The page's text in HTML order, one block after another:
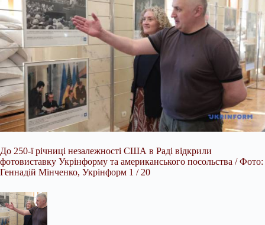
До 250-ї річниці незалежності США в Раді відкрили
фотовиставку Укрінформу та американського посольства / Фото:
Геннадій Мінченко, Укрінформ 1 / 20